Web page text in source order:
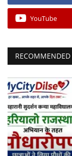
YouTube
RECOMMENDED